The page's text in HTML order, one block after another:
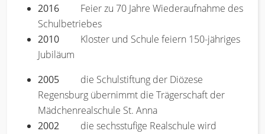
2016 Feier zu 70 Jahre Wiederaufnahme des
Schulbetriebes
2010 Kloster und Schule feiern 150-jähriges
Jubiläum
2005 die Schulstiftung der Diözese
Regensburg übernimmt die Trägerschaft der
Mädchenrealschule St. Anna
2002 die sechsstufige Realschule wird